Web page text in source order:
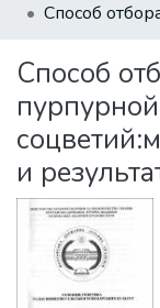
Statistics
Способ
и